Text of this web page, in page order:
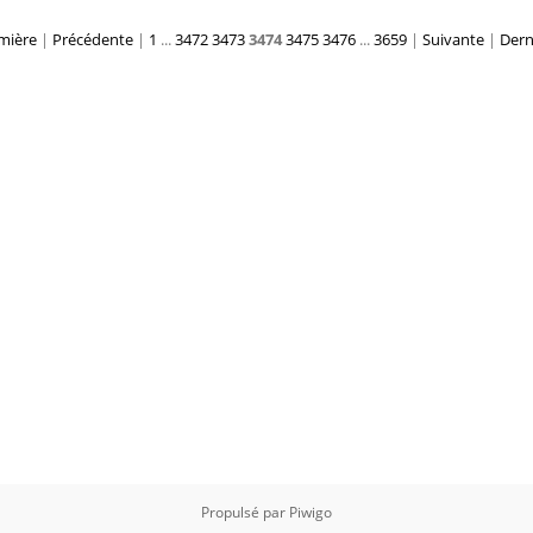
| Précédente | 1 ...34723473347434753476 ...3659 | Suivante |
Propulsé par Piwigo